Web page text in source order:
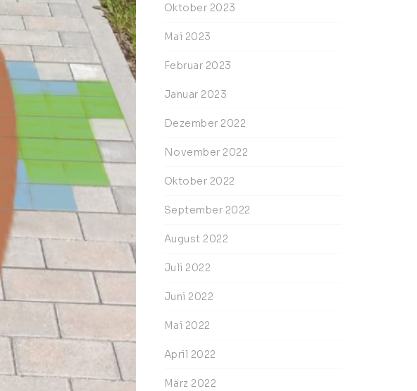
Oktober 2023
Mai 2023
Februar 2023
Januar 2023
Dezember 2022
November 2022
Oktober 2022
September 2022
August 2022
Juli 2022
Juni 2022
Mai 2022
April 2022
März 2022